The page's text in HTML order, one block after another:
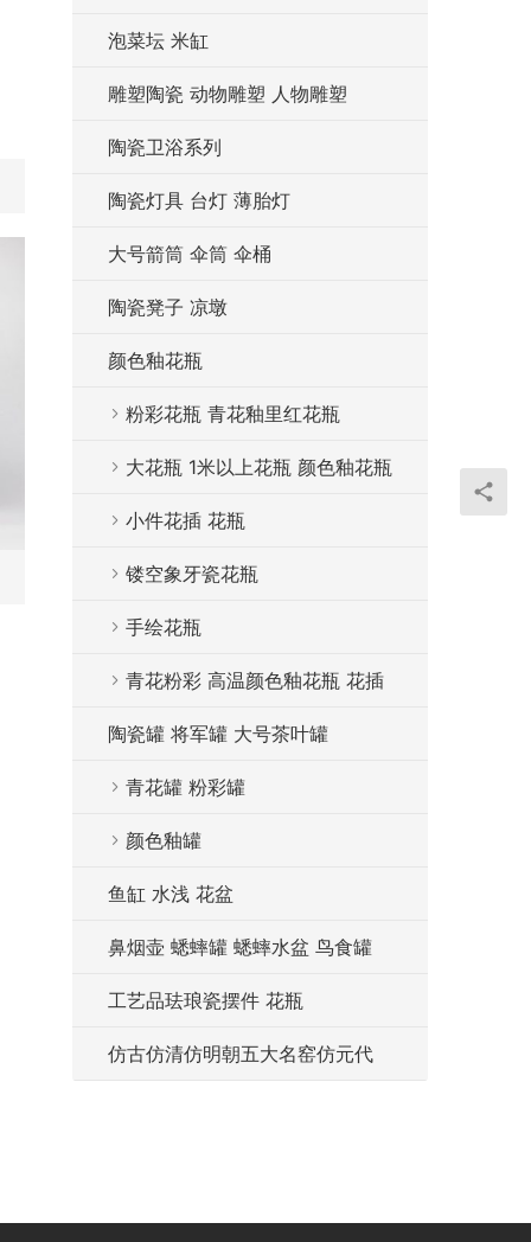
泡菜坛 米缸
雕塑陶瓷 动物雕塑 人物雕塑
陶瓷卫浴系列
陶瓷灯具 台灯 薄胎灯
大号箭筒 伞筒 伞桶
陶瓷凳子 凉墩
颜色釉花瓶
粉彩花瓶 青花釉里红花瓶
大花瓶 1米以上花瓶 颜色釉花瓶
小件花插 花瓶
镂空象牙瓷花瓶
手绘花瓶
青花粉彩 高温颜色釉花瓶 花插
陶瓷罐 将军罐 大号茶叶罐
青花罐 粉彩罐
颜色釉罐
鱼缸 水浅 花盆
鼻烟壶 蟋蟀罐 蟋蟀水盆 鸟食罐
工艺品珐琅瓷摆件 花瓶
仿古仿清仿明朝五大名窑仿元代